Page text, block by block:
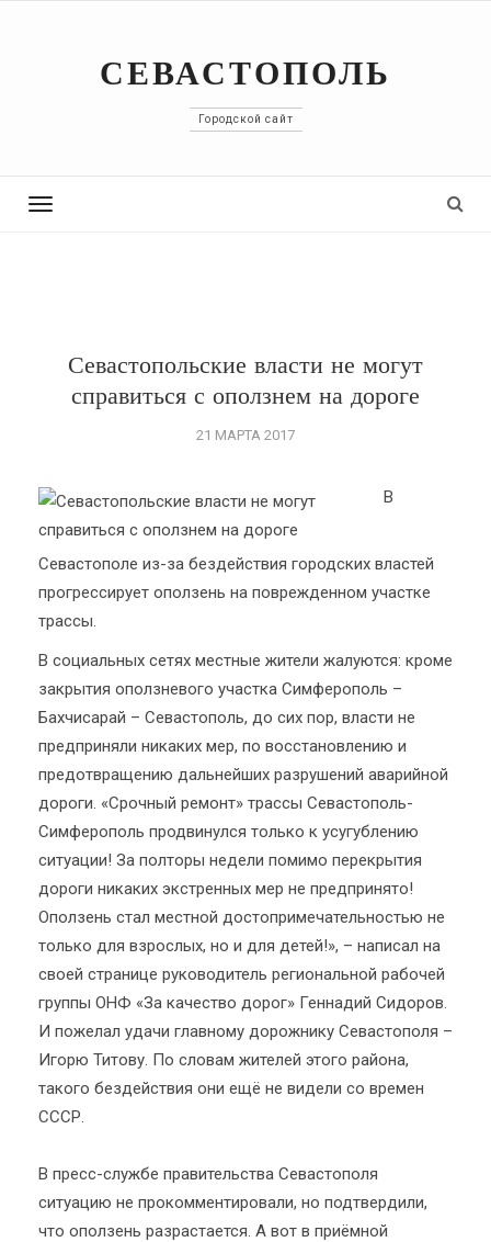
СЕВАСТОПОЛЬ
Городской сайт
Toggle
Севастопольские власти не могут
справиться с оползнем на дороге
21 МАРТА 2017
В
Севастополе из-за бездействия городских властей
прогрессирует оползень на поврежденном участке
трассы.
В социальных сетях местные жители жалуются: кроме
закрытия оползневого участка Симферополь –
Бахчисарай – Севастополь, до сих пор, власти не
предприняли никаких мер, по восстановлению и
предотвращению дальнейших разрушений аварийной
дороги. «Срочный ремонт» трассы Севастополь-
Симферополь продвинулся только к усугублению
ситуации! За полторы недели помимо перекрытия
дороги никаких экстренных мер не предпринято!
Оползень стал местной достопримечательностью не
только для взрослых, но и для детей!», – написал на
своей странице руководитель региональной рабочей
группы ОНФ «За качество дорог» Геннадий Сидоров.
И пожелал удачи главному дорожнику Севастополя –
Игорю Титову. По словам жителей этого района,
такого бездействия они ещё не видели со времен
СССР.
В пресс-службе правительства Севастополя
ситуацию не прокомментировали, но подтвердили,
что оползень разрастается. А вот в приёмной